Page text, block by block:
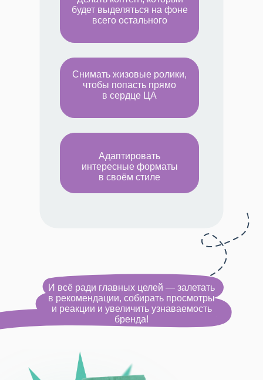
Адаптировать
интересные форматы
в своём стиле
Снимать жизовые ролики,
чтобы попасть прямо
в сердце ЦА
будет выделяться на фоне
всего остального
И всё ради главных целей — залетать
в рекомендации, собирать просмотры
и реакции и увеличить узнаваемость
бренда!